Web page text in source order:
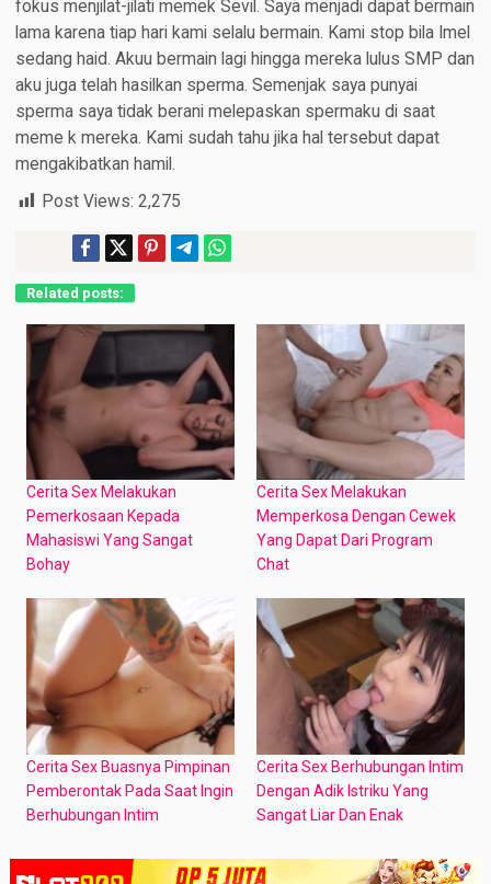
fokus menjilat-jilati memek Sevil. Saya menjadi dapat bermain
lama karena tiap hari kami selalu bermain. Kami stop bila Imel
sedang haid. Akuu bermain lagi hingga mereka lulus SMP dan
aku juga telah hasilkan sperma. Semenjak saya punyai
sperma saya tidak berani melepaskan spermaku di saat
meme k mereka. Kami sudah tahu jika hal tersebut dapat
mengakibatkan hamil.
Post Views: 2,275
Related posts:
Cerita Sex Melakukan
Pemerkosaan Kepada
Mahasiswi Yang Sangat
Bohay
Cerita Sex Melakukan
Memperkosa Dengan Cewek
Yang Dapat Dari Program
Chat
Cerita Sex Buasnya Pimpinan
Pemberontak Pada Saat Ingin
Berhubungan Intim
Cerita Sex Berhubungan Intim
Dengan Adik Istriku Yang
Sangat Liar Dan Enak